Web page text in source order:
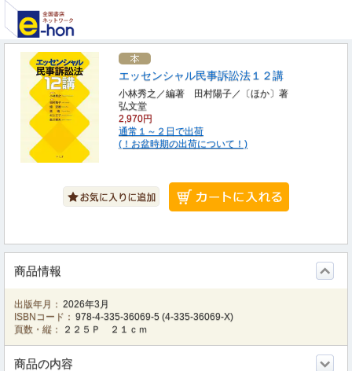
エッセンシャル民事訴訟法１２講
小林秀之／編著 田村陽子／〔ほか〕著
弘文堂
2,970円
通常１～２日で出荷
(！お盆時期の出荷について！)
商品情報
出版年月： 2026年3月
ISBNコード： 978-4-335-36069-5 (4-335-36069-X)
頁数・縦：
２２５Ｐ ２１ｃｍ
商品の内容